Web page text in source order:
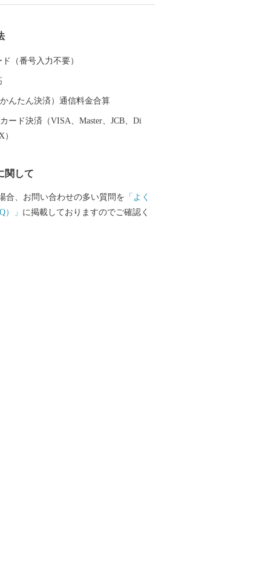
全国の皆さんに碧南市の魅力をお届け
ド（番号入力不要）
かんたん決済）通信料金合算
ード決済（VISA、Master、JCB、Di
関して
合、お問い合わせの多い質問を 「よく
）」 に掲載しておりますのでご確認く